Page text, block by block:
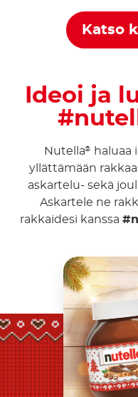
Katso
Ideoi ja
Nutella®
haluaa
yllättämään
askartelu- sekä
Askartele ne
rakkaidesi kanssa